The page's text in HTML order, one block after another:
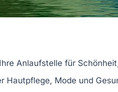
Anlaufstelle für Schönheit
Hautpflege, Mode und